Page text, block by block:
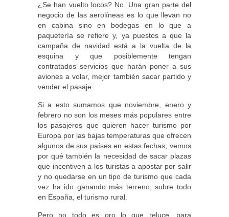
¿Se han vuelto locos? No. Una gran parte del
negocio de las aerolíneas es lo que llevan no
en cabina sino en bodegas en lo que a
paquetería se refiere y, ya puestos a que la
campaña de navidad está a la vuelta de la
esquina y que posiblemente tengan
contratados servicios que harán poner a sus
aviones a volar, mejor también sacar partido y
vender el pasaje.
Si a esto sumamos que noviembre, enero y
febrero no son los meses más populares entre
los pasajeros que quieren hacer turismo por
Europa por las bajas temperaturas que ofrecen
algunos de sus países en estas fechas, vemos
por qué también la necesidad de sacar plazas
que incentiven a los turistas a apostar por salir
y no quedarse en un tipo de turismo que cada
vez ha ido ganando más terreno, sobre todo
en España, el turismo rural.
Pero no todo es oro lo que reluce, para